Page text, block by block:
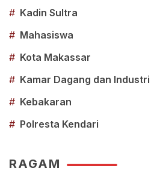
# Kadin Sultra
# Mahasiswa
# Kota Makassar
# Kamar Dagang dan Industri
# Kebakaran
# Polresta Kendari
RAGAM